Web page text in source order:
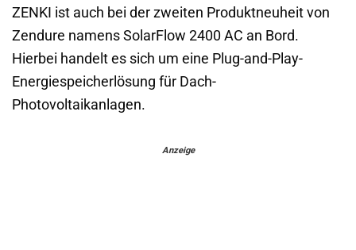
ZENKI ist auch bei der zweiten Produktneuheit von
Zendure namens SolarFlow 2400 AC an Bord.
Hierbei handelt es sich um eine Plug-and-Play-
Energiespeicherlösung für Dach-
Photovoltaikanlagen.
Anzeige